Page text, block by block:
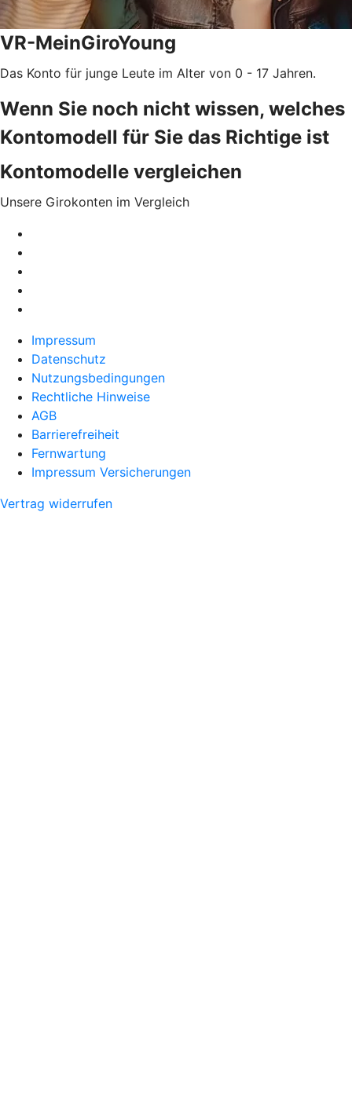
VR-MeinGiroYoung
Das Konto für junge Leute im Alter von 0 - 17 Jahren.
Wenn Sie noch nicht wissen, welches
Kontomodell für Sie das Richtige ist
Kontomodelle vergleichen
Unsere Girokonten im Vergleich
Impressum
Datenschutz
Nutzungsbedingungen
Rechtliche Hinweise
AGB
Barrierefreiheit
Fernwartung
Impressum Versicherungen
Vertrag widerrufen